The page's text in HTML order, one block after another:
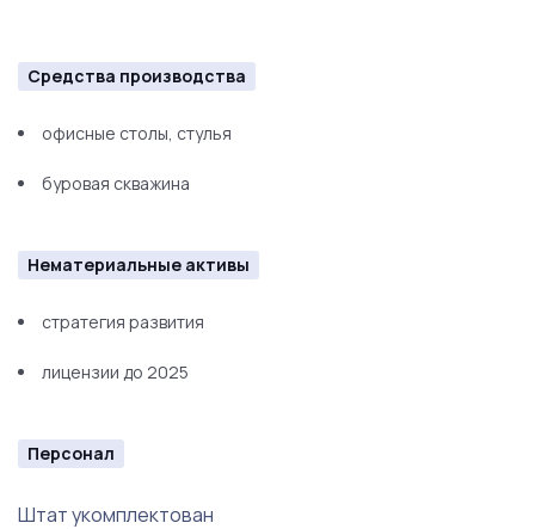
Средства производства
офисные столы, стулья
буровая скважина
Нематериальные активы
стратегия развития
лицензии до 2025
Персонал
Штат укомплектован